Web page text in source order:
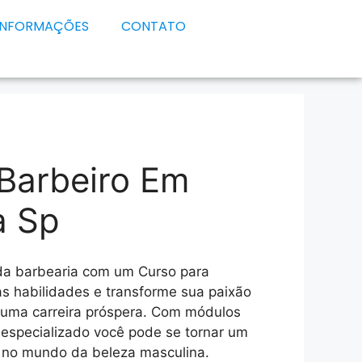
CONTATO
Em
Sp
barbearia com um Curso para
habilidades e transforme sua paixão
carreira próspera. Com módulos
você pode se tornar um
mundo da beleza masculina.